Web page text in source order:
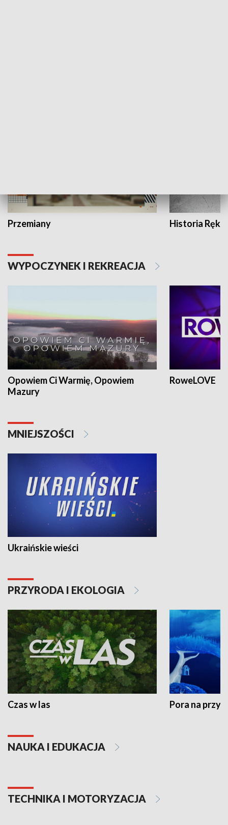
Przemiany Historia Ręką
WYPOCZYNEK I REKREACJA
Opowiem Ci Warmię, Opowiem
Mazury
RoweLOVE
MNIEJSZOŚCI
Ukraińskie wieści
PRZYRODA I EKOLOGIA
Czas w las Pora na
NAUKA I EDUKACJA
TECHNIKA I MOTORYZACJA